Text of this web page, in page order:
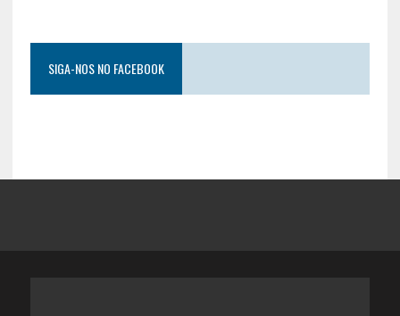
SIGA-NOS NO FACEBOOK